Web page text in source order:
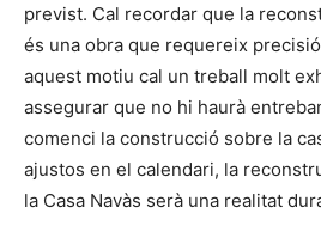
previst. Cal recordar que la
és una obra que requereix
aquest motiu cal un treball molt
assegurar que no hi haurà
comenci la construcció sobre la
ajustos en el calendari, la
la Casa Navàs serà una realitat